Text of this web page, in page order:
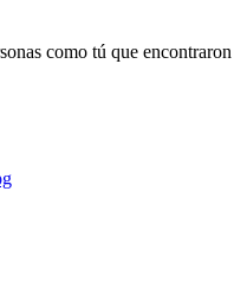
como tú que